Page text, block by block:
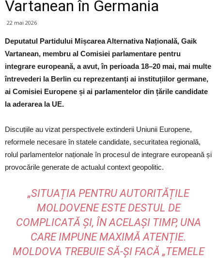
Vartanean în Germania
22 mai 2026
Deputatul Partidului Mișcarea Alternativa Națională, Gaik
Vartanean, membru al Comisiei parlamentare pentru
integrare europeană, a avut, în perioada 18–20 mai, mai multe
întrevederi la Berlin cu reprezentanți ai instituțiilor germane,
ai Comisiei Europene și ai parlamentelor din țările candidate
la aderarea la UE.
Discuțiile au vizat perspectivele extinderii Uniunii Europene,
reformele necesare în statele candidate, securitatea regională,
rolul parlamentelor naționale în procesul de integrare europeană și
provocările generate de actualul context geopolitic.
„SITUAȚIA PENTRU AUTORITĂȚILE
MOLDOVENE ESTE DESTUL DE
COMPLICATĂ ȘI, ÎN ACELAȘI TIMP, UNA
CARE IMPUNE MAXIMĂ ATENȚIE.
MOLDOVA TREBUIE SĂ-ȘI FACĂ „TEMELE